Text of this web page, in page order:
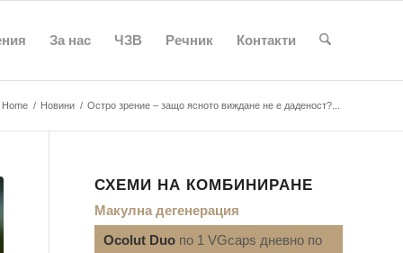
За нас ЧЗВ Речник Контакти
Home / Новини / Oстро зрение – защо ясното виждане не е даденост?...
СХЕМИ НА КОМБИНИРАНЕ
Макулна дегенерация
Ocolut Duo по 1 VGcaps дневно по